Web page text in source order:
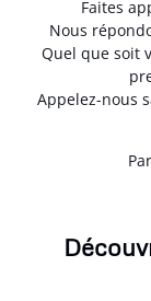
Faites
Nous
Quel que soit
Appelez-nous